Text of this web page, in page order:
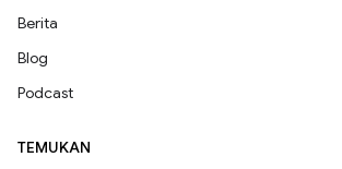
Berita
Blog
Podcast
TEMUKAN